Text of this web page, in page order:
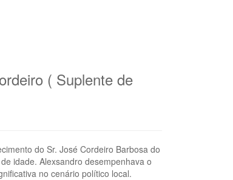
( Suplente de
do Sr. José Cordeiro Barbosa do
idade. Alexsandro desempenhava o
no cenário político local.